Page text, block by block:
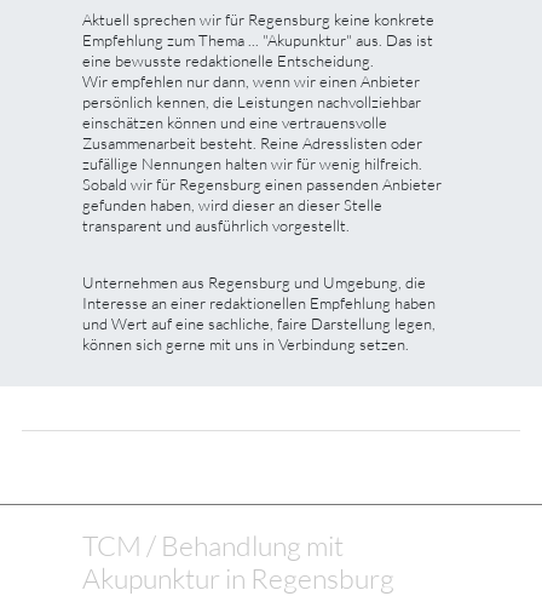
Aktuell sprechen wir für Regensburg keine konkrete
Empfehlung zum Thema ... "Akupunktur" aus. Das ist
eine bewusste redaktionelle Entscheidung.
Wir empfehlen nur dann, wenn wir einen Anbieter
persönlich kennen, die Leistungen nachvollziehbar
einschätzen können und eine vertrauensvolle
Zusammenarbeit besteht. Reine Adresslisten oder
zufällige Nennungen halten wir für wenig hilfreich.
Sobald wir für Regensburg einen passenden Anbieter
gefunden haben, wird dieser an dieser Stelle
transparent und ausführlich vorgestellt.
Unternehmen aus Regensburg und Umgebung, die
Interesse an einer redaktionellen Empfehlung haben
und Wert auf eine sachliche, faire Darstellung legen,
können sich gerne mit uns in Verbindung setzen.
TCM / Behandlung mit
Akupunktur in Regensburg